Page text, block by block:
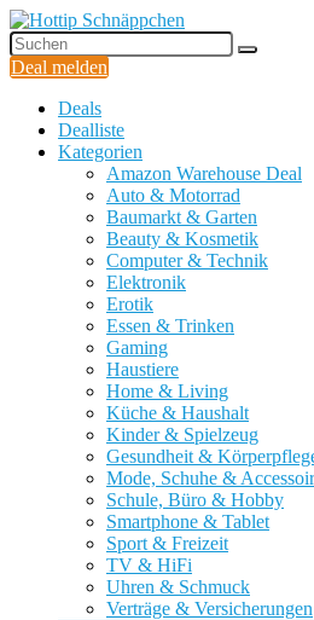
Deal melden
Deals
Dealliste
Kategorien
Amazon Warehouse Deal
Auto & Motorrad
Baumarkt & Garten
Beauty & Kosmetik
Computer & Technik
Elektronik
Erotik
Essen & Trinken
Gaming
Haustiere
Home & Living
Küche & Haushalt
Kinder & Spielzeug
Gesundheit &
Mode, Schuhe &
Schule, Büro & Hobby
Smartphone & Tablet
Sport & Freizeit
TV & HiFi
Uhren & Schmuck
Verträge & Versicherungen